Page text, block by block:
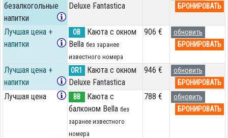
безалкогольные
напитки
Deluxe Fantastica
БРОНИРОВАТЬ
Лучшая цена +
напитки
OB
Каюта с окном
Bella без заранее
известного номера
906 €
обновить
БРОНИРОВАТЬ
Лучшая цена +
напитки
OR1
Каюта с окном
Deluxe Fantastica
946 €
обновить
БРОНИРОВАТЬ
Лучшая цена BB
Каюта с
балконом Bella без
заранее известного
номера
788 €
обновить
БРОНИРОВАТЬ